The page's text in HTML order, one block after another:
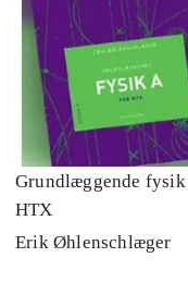
Grundlæggende
HTX
Erik Øhlenschlæger